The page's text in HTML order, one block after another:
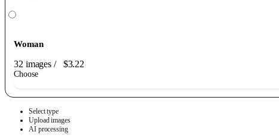
Woman
32 images/ $3.22
Choose
Select type
Upload images
AI processing